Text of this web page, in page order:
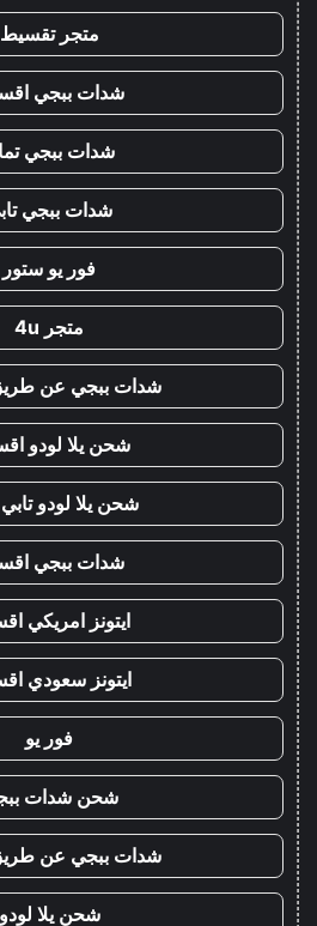
متجر تقسيط
شدات ببجي
شدات ببجي
شدات ببجي
فور يو ستور
متجر 4u
شدات ببجي عن
شحن يلا لودو
شحن يلا لودو تابي
شدات ببجي
ايتونز امريكي
ايتونز سعودي
فور يو
شحن شدات
شدات ببجي عن
شحن يلا لودو